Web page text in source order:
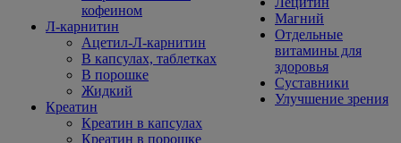
кофеином
Л-карнитин
Ацетил-Л-карнитин
В капсулах, таблетках
В порошке
Жидкий
Креатин
Креатин в капсулах
Креатин в порошке
Магний
Отдельные
витамины для
здоровья
Суставники
Улучшение зрения